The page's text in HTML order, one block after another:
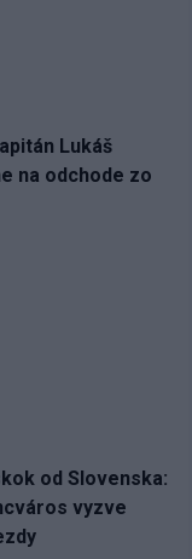
Lukáš
na odchode zo
od Slovenska:
vyzve